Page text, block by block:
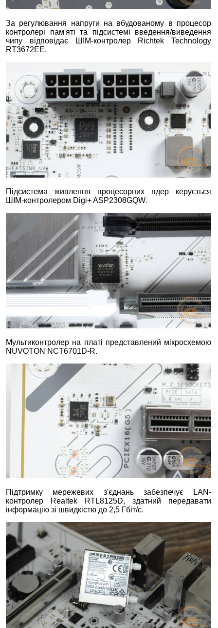
За регулювання напруги на вбудованому в процесор
контролері пам'яті та підсистемі введення/виведення
чипу відповідає ШІМ-контролер Richtek Technology
RT3672EE.
Підсистема живлення процесорних ядер керується
ШІМ-контролером Digi+ ASP2308GQW.
Мультиконтролер на платі представлений мікросхемою
NUVOTON NCT6701D-R.
Підтримку мережевих з'єднань забезпечує LAN-
контролер Realtek RTL8125D, здатний передавати
інформацію зі швидкістю до 2,5 Гбіт/с.